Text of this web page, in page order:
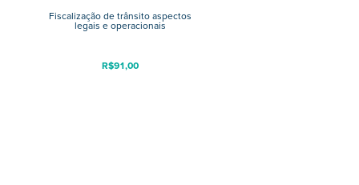
Fiscalização de trânsito aspectos
legais e operacionais
R$91,00